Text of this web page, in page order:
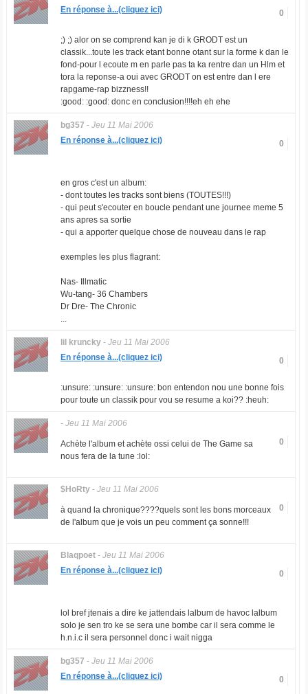
0
En réponse à...(cliquez ici)
;) ;) alor on se comprend kan je di k GRODT est un
classik...toute les track etant bonne otant sur la forme k dan le
fond-pour l ecoute m en parle pas ta ka rentre dan un Hlm et
tora la reponse-a oui avec GRODT on est entre dan l ere
rapgame-rap bizzness!!
:good: :good: donc en conclusion!!!!eh eh ehe
bg357 - Jeu 11 Mai 2006
0
En réponse à...(cliquez ici)
en gros c'est un album:
- dont toutes les tracks sont biens (TOUTES!!!)
- qui peut s'ecouter en boucle pendant une journee meme 5
ans apres sa sortie
- qui a apporter quelque chose de nouveau dans le rap
exemples les plus flagrant:
Nas- Illmatic
Wu-tang- 36 Chambers
Dr Dre- The Chronic
...
lil kruncky- Jeu 11 Mai 2006
0
En réponse à...(cliquez ici)
:unsure: :unsure: :unsure: bon entendon nou une bonne fois
pour toute un classik pour vou se resume a koi?? :heuh:
- Jeu 11 Mai 2006
0
Achète l'album et achète ossi celui de The Game sa
nous fera de la tune :lol:
$HoRty- Jeu 11 Mai 2006
0
à quand la chronique????quels sont les bons morceaux
de l'album que je vois un peu comment ça sonne!!!
Blaqpoet- Jeu 11 Mai 2006
0
En réponse à...(cliquez ici)
lol bref jtenais a dire ke jattendais lalbum de havoc lalbum
solo je sen tro ke se sera une bombe car il sera comme le
h.n.i.c il sera personnel donc i wait nigga
bg357 - Jeu 11 Mai 2006
0
En réponse à...(cliquez ici)